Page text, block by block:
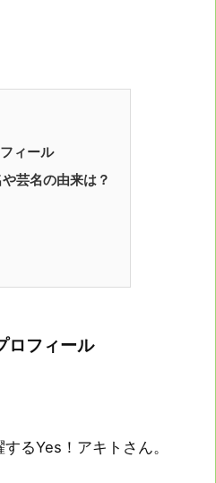
ィール
芸名の由来は？
ロフィール
るYes！アキトさん。